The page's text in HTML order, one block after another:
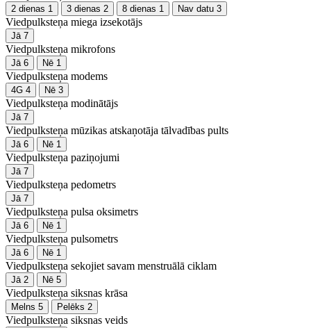
2 dienas 1 3 dienas 2 8 dienas 1 Nav datu 3
Viedpulksteņa miega izsekotājs
Jā 7
Viedpulksteņa mikrofons
Jā 6 Nē 1
Viedpulksteņa modems
4G 4 Nē 3
Viedpulksteņa modinātājs
Jā 7
Viedpulksteņa mūzikas atskaņotāja tālvadības pults
Jā 6 Nē 1
Viedpulksteņa paziņojumi
Jā 7
Viedpulksteņa pedometrs
Jā 7
Viedpulksteņa pulsa oksimetrs
Jā 6 Nē 1
Viedpulksteņa pulsometrs
Jā 6 Nē 1
Viedpulksteņa sekojiet savam menstruālā ciklam
Jā 2 Nē 5
Viedpulksteņa siksnas krāsa
Melns 5 Pelēks 2
Viedpulksteņa siksnas veids